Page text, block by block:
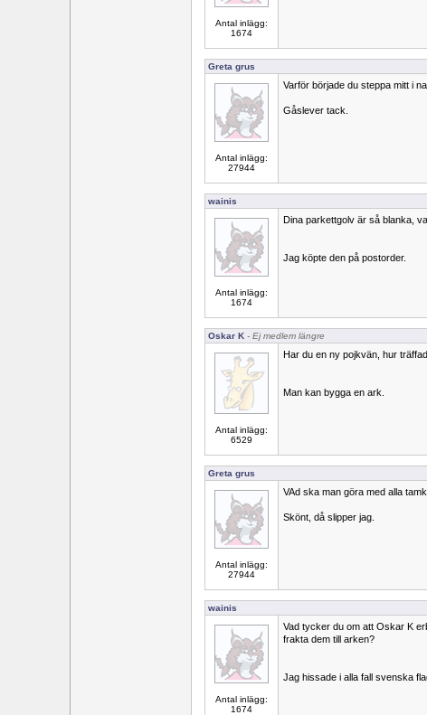
Antal inlägg:
1674
Greta grus
Antal inlägg:
27944
Varför började du steppa mitt i
Gåslever tack.
wainis
Antal inlägg:
1674
Dina parkettgolv är så blanka,
Jag köpte den på postorder.
Oskar K - Ej medlem längre
Antal inlägg:
6529
Har du en ny pojkvän, hur
Man kan bygga en ark.
Greta grus
Antal inlägg:
27944
VAd ska man göra med alla
Skönt, då slipper jag.
wainis
Antal inlägg:
1674
Vad tycker du om att Oskar K
frakta dem till arken?
Jag hissade i alla fall svenska